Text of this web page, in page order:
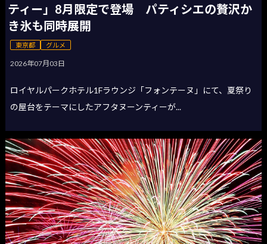
ティー」8月限定で登場 パティシエの贅沢か
き氷も同時展開
東京都 グルメ
2026年07月03日
ロイヤルパークホテル1Fラウンジ「フォンテーヌ」にて、夏祭り
の屋台をテーマにしたアフタヌーンティーが...